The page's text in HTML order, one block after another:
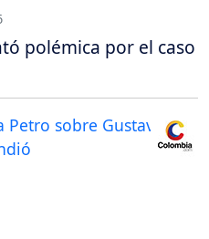
polémica por el caso